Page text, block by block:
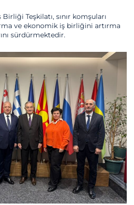
Teşkilatı, sınır komşuları
ve ekonomik iş birliğini artırma
sürdürmektedir.